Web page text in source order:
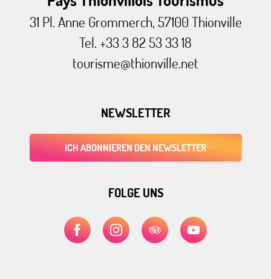
31 Pl. Anne Grommerch, 57100 Thionville
Tel. +33 3 82 53 33 18
tourisme@thionville.net
NEWSLETTER
ICH ABONNIEREN DEN NEWSLETTER
FOLGE UNS